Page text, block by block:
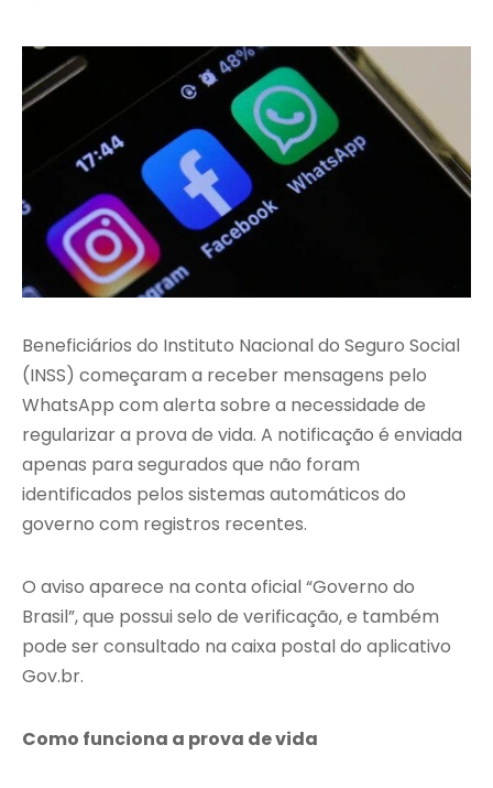
Beneficiários do Instituto Nacional do Seguro Social
(INSS) começaram a receber mensagens pelo
WhatsApp com alerta sobre a necessidade de
regularizar a prova de vida. A notificação é enviada
apenas para segurados que não foram
identificados pelos sistemas automáticos do
governo com registros recentes.
O aviso aparece na conta oficial “Governo do
Brasil”, que possui selo de verificação, e também
pode ser consultado na caixa postal do aplicativo
Gov.br.
Como funciona a prova de vida